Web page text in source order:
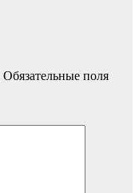
Обязательные поля